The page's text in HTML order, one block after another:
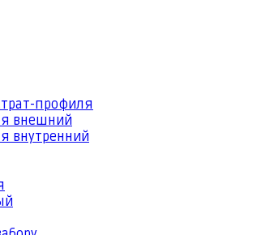
профиля
внешний
внутренний